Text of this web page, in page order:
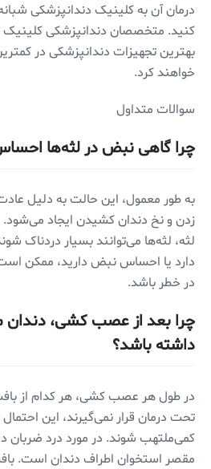
درمان آن به کلینیک دندانپزشکی
کنید. متخصصان دندانپزشکی کلینیک
بهترین تجهیزات دندانپزشکی در
خواهند کرد.
سوالات متداول
چرا گاهی نبض در لثه‌ها
به طور معمول، این حالت به دلیل
زدن و نخ دندان کشیدن ایجاد می‌شود.
لثه، لثه‌ها می‌توانند بسیار دردناک
دارد یا احساس نبض دارید، ممکن
در خطر باشد.
چرا بعد از عصب کشی،
داشته باشد؟
در طول هر عصب کشی، هر کدام از
تحت درمان قرار نمی‌گیرند، این
کمی‌ملتهب شوند. در مورد درد
مقصر استخوان اطراف دندان است.